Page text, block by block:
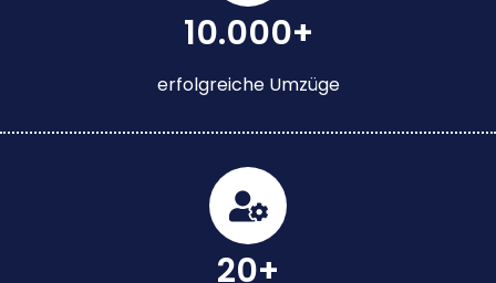
10.000+
erfolgreiche Umzüge
20+